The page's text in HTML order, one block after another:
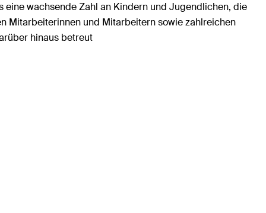
wachsende Zahl an Kindern und Jugendlichen, die
Mitarbeiterinnen und Mitarbeitern sowie zahlreichen
hinaus betreut